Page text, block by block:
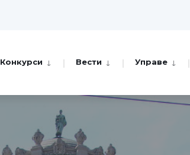
Конкурси Вести Управе